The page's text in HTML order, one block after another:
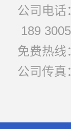
公司电话
189
免费热线
公司传真